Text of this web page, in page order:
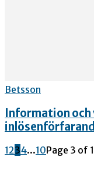
Betsson
Information och
1234...10Page 3 of